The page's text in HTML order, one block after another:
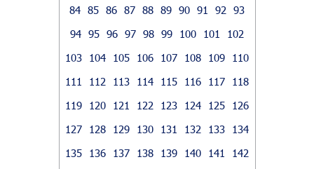
84 85 86 87 88 89 90 91 92
93
94 95 96 97 98 99 100 101
102
103
104 105 106 107 108 109
110
111
112 113 114 115 116 117
118
119
120 121 122 123 124 125
126
127
128 129 130 131 132 133
134
135
136 137 138 139 140 141
142